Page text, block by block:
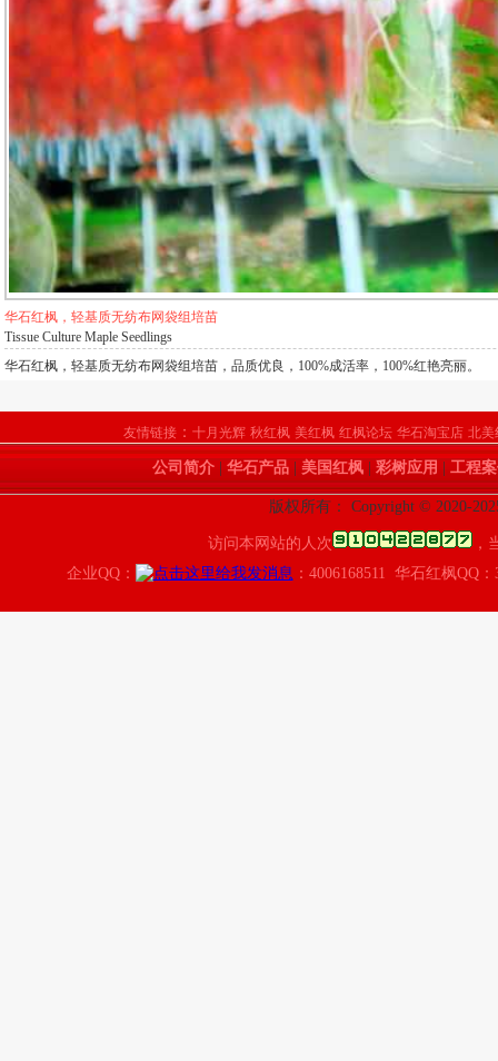
华石红枫，轻基质无纺布网袋组培苗
Tissue Culture Maple Seedlings
华石红枫，轻基质无纺布网袋组培苗，品质优良，100%成活率，100%红艳亮丽。
友情链接 ： 十月光辉 秋红枫 美红枫 红枫论坛 华石淘宝店 北美
公司简介| 华石产品| 美国红枫| 彩树应用 工程
版权所有： Copyright © 2020-
访问本网站的人次
，
企业QQ：
：4006168511 华石红枫QQ